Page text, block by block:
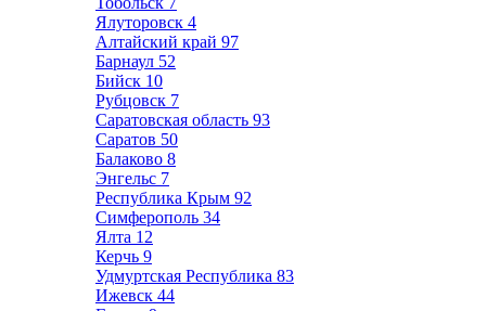
Ялуторовск 4
Алтайский край 97
Барнаул 52
Бийск 10
Рубцовск 7
Саратовская область 93
Саратов 50
Балаково 8
Энгельс 7
Республика Крым 92
Симферополь 34
Ялта 12
Керчь 9
Удмуртская Республика 83
Ижевск 44